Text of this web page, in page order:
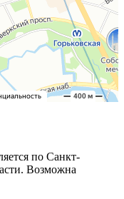
по Санкт-
Возможна